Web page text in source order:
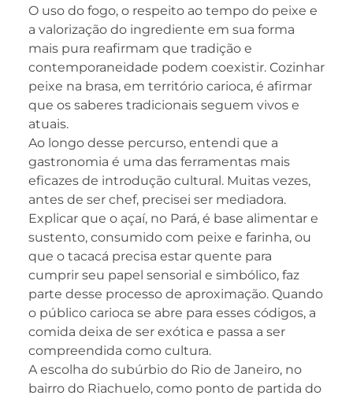
O uso do fogo, o respeito ao tempo do peixe e
a valorização do ingrediente em sua forma
mais pura reafirmam que tradição e
contemporaneidade podem coexistir. Cozinhar
peixe na brasa, em território carioca, é afirmar
que os saberes tradicionais seguem vivos e
atuais.
Ao longo desse percurso, entendi que a
gastronomia é uma das ferramentas mais
eficazes de introdução cultural. Muitas vezes,
antes de ser chef, precisei ser mediadora.
Explicar que o açaí, no Pará, é base alimentar e
sustento, consumido com peixe e farinha, ou
que o tacacá precisa estar quente para
cumprir seu papel sensorial e simbólico, faz
parte desse processo de aproximação. Quando
o público carioca se abre para esses códigos, a
comida deixa de ser exótica e passa a ser
compreendida como cultura.
A escolha do subúrbio do Rio de Janeiro, no
bairro do Riachuelo, como ponto de partida do